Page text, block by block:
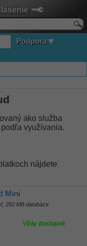
Podpora
ako služba
využívania.
nájdete
Mini
250 MB databáza
Vždy dostupné